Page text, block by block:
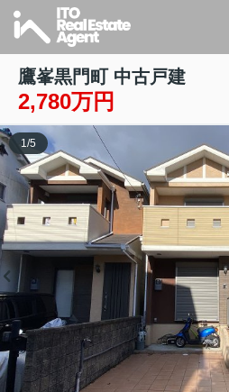
鷹峯黒門町 中古戸建
2,780万円
1 /5